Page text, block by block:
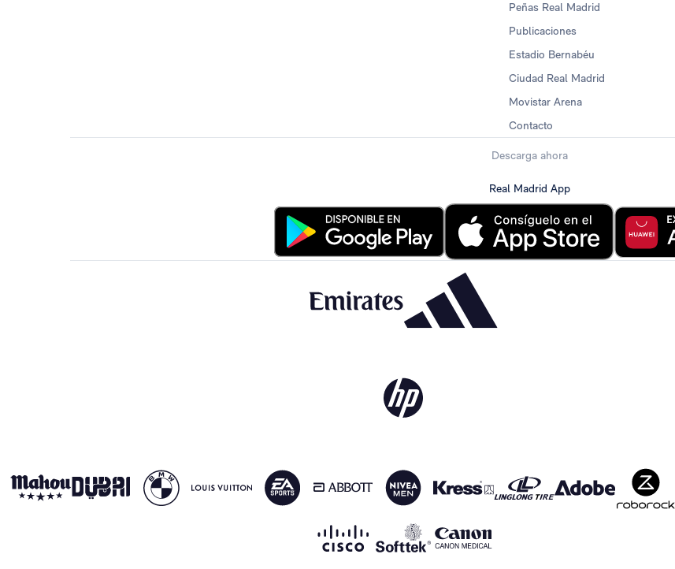
Peñas Real Madrid
Publicaciones
Estadio Bernabéu
Ciudad Real Madrid
Movistar Arena
Contacto
Descarga ahora
Real Madrid App